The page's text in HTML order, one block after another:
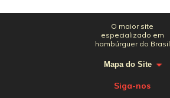
O maior site
especializado em
hambúrguer do Brasil
Mapa do Site
Siga-nos